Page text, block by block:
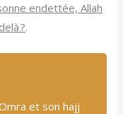
endettée, Allah
?.
et son hajj